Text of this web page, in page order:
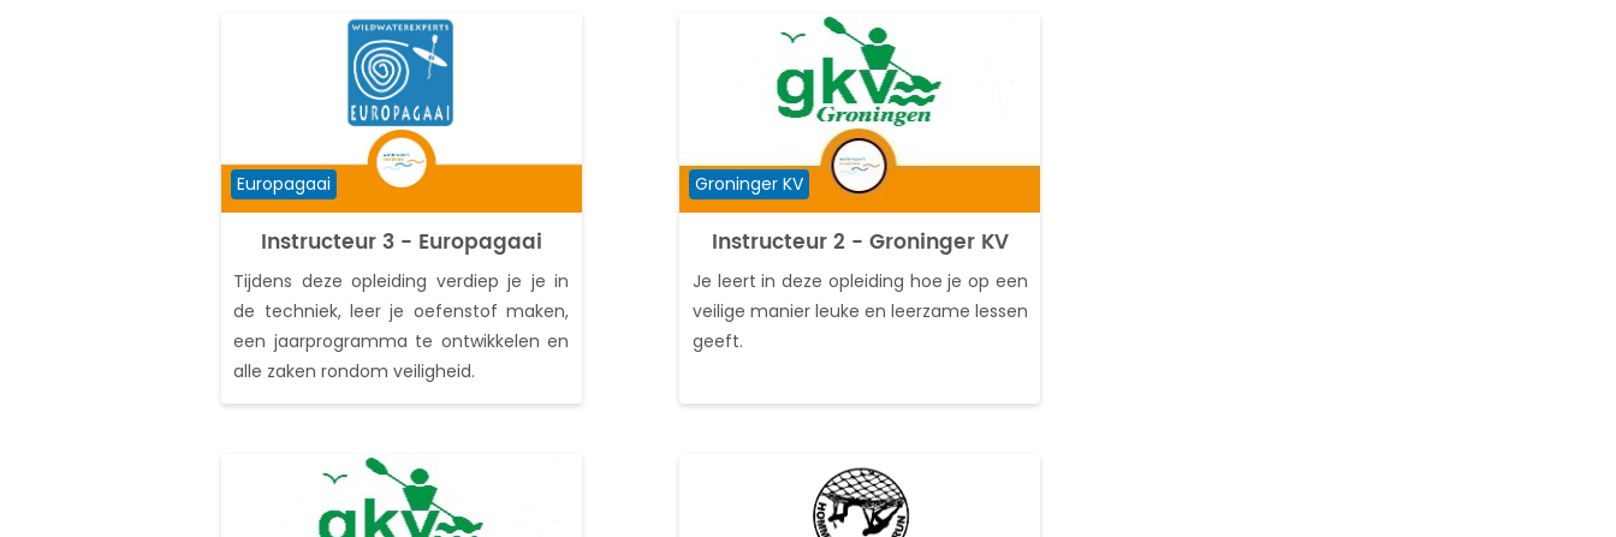
Instructeur 3 - Europagaai
Cursuscategorie
Europagaai
Tijdens deze opleiding verdiep je je in
de techniek, leer je oefenstof maken,
een jaarprogramma te ontwikkelen en
alle zaken rondom veiligheid.
Instructeur 2 - Groninger KV
Cursuscategorie
Groninger KV
Je leert in deze opleiding hoe je op een
veilige manier leuke en leerzame lessen
geeft.